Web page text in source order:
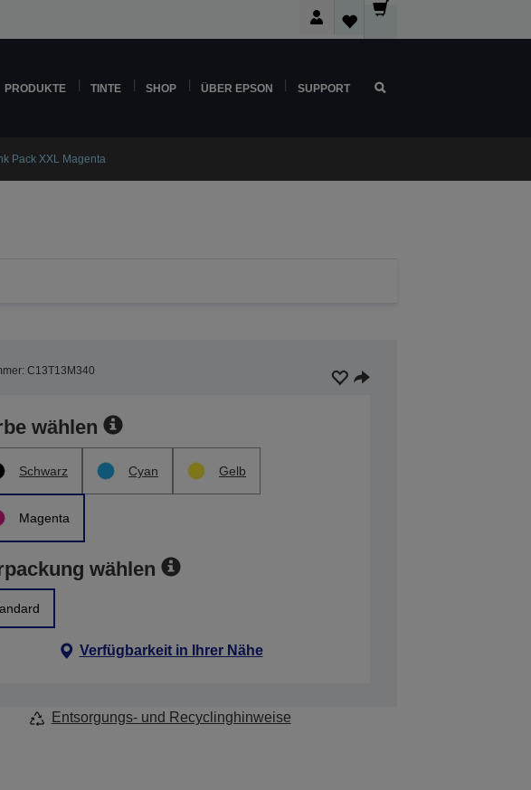
PRODUKTE TINTE SHOP ÜBER EPSON SUPPORT
Pack XXL Magenta
C13T13M340
wählen
Schwarz Cyan Gelb
Magenta
wählen
Verfügbarkeit in Ihrer Nähe
Entsorgungs- und Recyclinghinweise